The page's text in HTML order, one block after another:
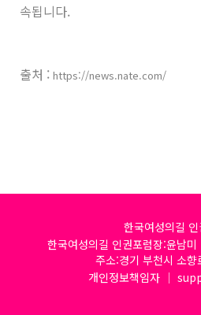
속됩니다.
출처 : https://news.nate.com/
한국여성의길 인
한국여성의길 인권포럼장:윤남
주소:경기 부천시 소
개인정보책임자 │